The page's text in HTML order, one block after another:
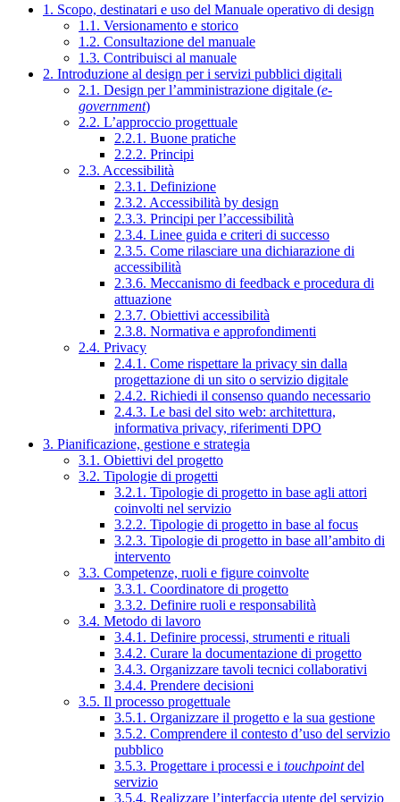
1. Scopo, destinatari e uso del Manuale operativo di design
1.1. Versionamento e storico
1.2. Consultazione del manuale
1.3. Contribuisci al manuale
2. Introduzione al design per i servizi pubblici digitali
2.1. Design per l’amministrazione digitale (e-
government)
2.2. L’approccio progettuale
2.2.1. Buone pratiche
2.2.2. Principi
2.3. Accessibilità
2.3.1. Definizione
2.3.2. Accessibilità by design
2.3.3. Principi per l’accessibilità
2.3.4. Linee guida e criteri di successo
2.3.5. Come rilasciare una dichiarazione di
accessibilità
2.3.6. Meccanismo di feedback e procedura di
attuazione
2.3.7. Obiettivi accessibilità
2.3.8. Normativa e approfondimenti
2.4. Privacy
2.4.1. Come rispettare la privacy sin dalla
progettazione di un sito o servizio digitale
2.4.2. Richiedi il consenso quando necessario
2.4.3. Le basi del sito web: architettura,
informativa privacy, riferimenti DPO
3. Pianificazione, gestione e strategia
3.1. Obiettivi del progetto
3.2. Tipologie di progetti
3.2.1. Tipologie di progetto in base agli attori
coinvolti nel servizio
3.2.2. Tipologie di progetto in base al focus
3.2.3. Tipologie di progetto in base all’ambito di
intervento
3.3. Competenze, ruoli e figure coinvolte
3.3.1. Coordinatore di progetto
3.3.2. Definire ruoli e responsabilità
3.4. Metodo di lavoro
3.4.1. Definire processi, strumenti e rituali
3.4.2. Curare la documentazione di progetto
3.4.3. Organizzare tavoli tecnici collaborativi
3.4.4. Prendere decisioni
3.5. Il processo progettuale
3.5.1. Organizzare il progetto e la sua gestione
3.5.2. Comprendere il contesto d’uso del servizio
pubblico
3.5.3. Progettare i processi e i touchpointdel
servizio
3.5.4. Realizzare l’interfaccia utente del servizio